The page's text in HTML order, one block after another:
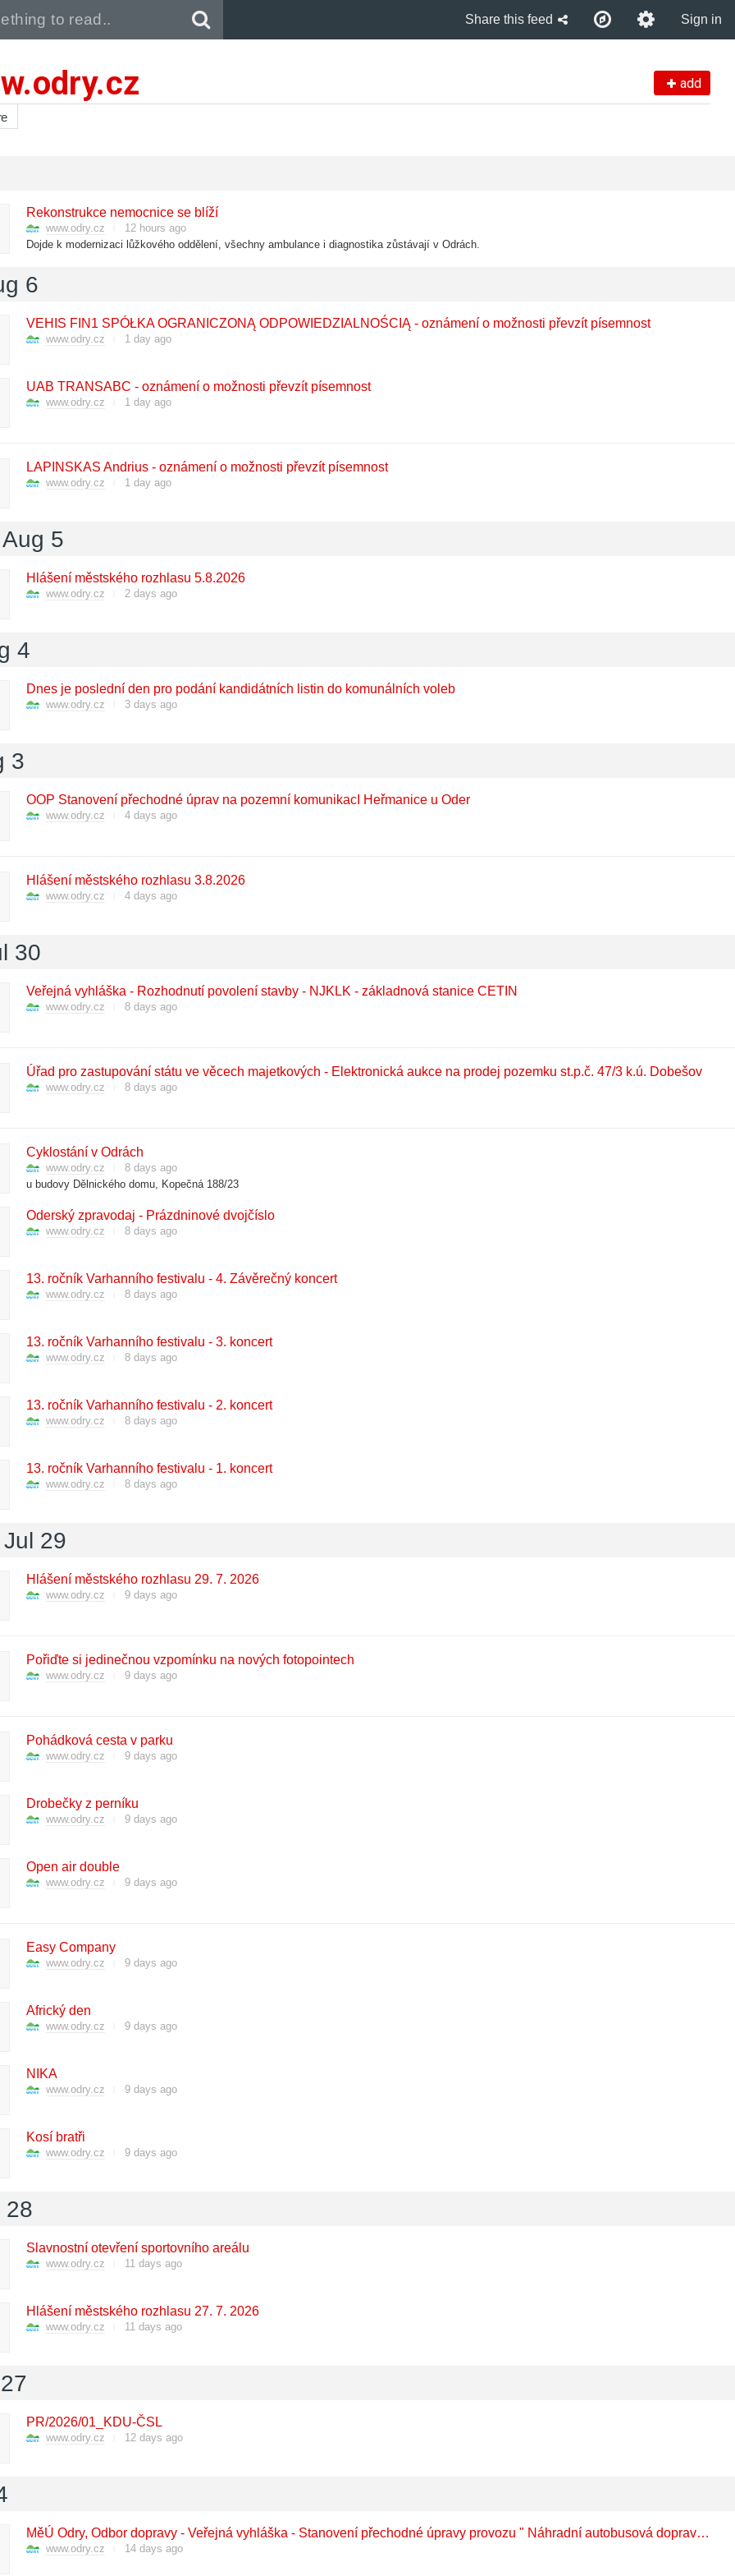
Share this feed Sign in
add
Rekonstrukce nemocnice se blíží
www.odry.cz
12 hours ago
Dojde k modernizaci lůžkového oddělení, všechny ambulance i diagnostika zůstávají v Odrách.
6
VEHIS FIN1 SPÓŁKA OGRANICZONĄ ODPOWIEDZIALNOŚCIĄ - oznámení o možnosti převzít písemnost
www.odry.cz 1 day ago
UAB TRANSABC - oznámení o možnosti převzít písemnost
www.odry.cz 1 day ago
LAPINSKAS Andrius - oznámení o možnosti převzít písemnost
www.odry.cz 1 day ago
5
Hlášení městského rozhlasu 5.8.2026
www.odry.cz 2 days ago
4
Dnes je poslední den pro podání kandidátních listin do komunálních voleb
www.odry.cz 3 days ago
3
OOP Stanovení přechodné úprav na pozemní komunikacI Heřmanice u Oder
www.odry.cz 4 days ago
Hlášení městského rozhlasu 3.8.2026
www.odry.cz 4 days ago
30
Veřejná vyhláška - Rozhodnutí povolení stavby - NJKLK - základnová stanice CETIN
www.odry.cz 8 days ago
Úřad pro zastupování státu ve věcech majetkových - Elektronická aukce na prodej pozemku st.p.č. 47/3 k.ú. Dobešov
www.odry.cz 8 days ago
Cyklostání v Odrách
www.odry.cz
8 days ago
u budovy Dělnického domu, Kopečná 188/23
Oderský zpravodaj - Prázdninové dvojčíslo
www.odry.cz 8 days ago
13. ročník Varhanního festivalu - 4. Závěrečný koncert
www.odry.cz 8 days ago
13. ročník Varhanního festivalu - 3. koncert
www.odry.cz 8 days ago
13. ročník Varhanního festivalu - 2. koncert
www.odry.cz 8 days ago
13. ročník Varhanního festivalu - 1. koncert
www.odry.cz 8 days ago
29
Hlášení městského rozhlasu 29. 7. 2026
www.odry.cz 9 days ago
Pořiďte si jedinečnou vzpomínku na nových fotopointech
www.odry.cz 9 days ago
Pohádková cesta v parku
www.odry.cz 9 days ago
Drobečky z perníku
www.odry.cz 9 days ago
Open air double
www.odry.cz 9 days ago
Easy Company
www.odry.cz 9 days ago
Africký den
www.odry.cz 9 days ago
NIKA
www.odry.cz 9 days ago
Kosí bratři
www.odry.cz 9 days ago
28
Slavnostní otevření sportovního areálu
www.odry.cz 11 days ago
Hlášení městského rozhlasu 27. 7. 2026
www.odry.cz 11 days ago
PR/2026/01_KDU-ČSL
www.odry.cz 12 days ago
MěÚ Odry, Odbor dopravy - Veřejná vyhláška - Stanovení přechodné úpravy provozu " Náhradní autobusová doprava ČD - provizorní zastávky Odry, Heřmánky během traťové výluky"
www.odry.cz 14 days ago
Pull down to refresh..